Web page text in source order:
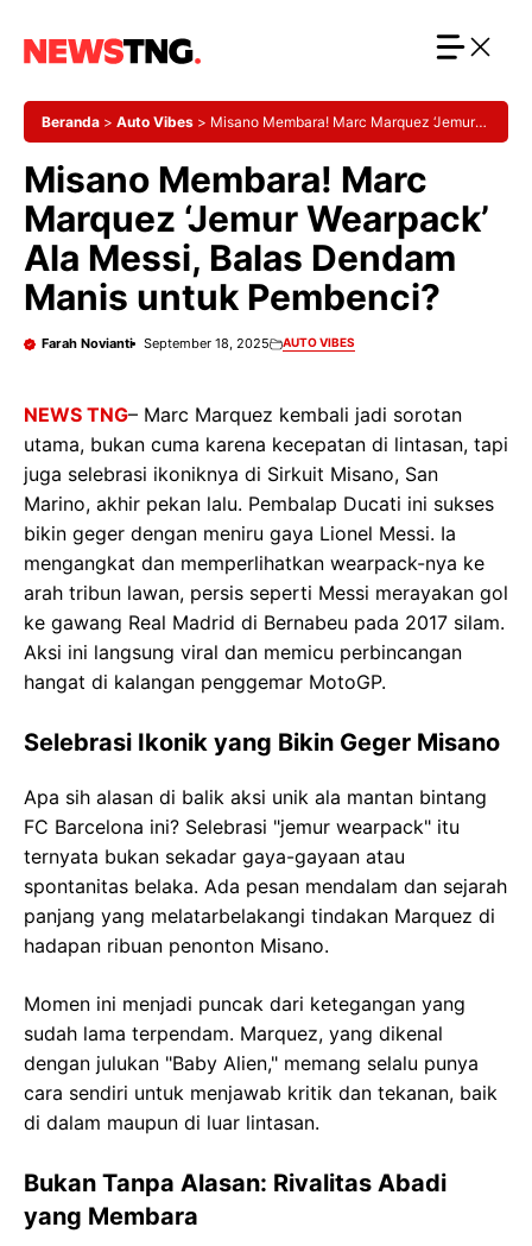
Beranda > Auto Vibes > Misano Membara! Marc Marquez ‘Jemur
Misano Membara! Marc
Marquez ‘Jemur Wearpack’
Ala Messi, Balas Dendam
Manis untuk Pembenci?
Farah Novianti September 18, 2025 AUTO VIBES
NEWS TNG– Marc Marquez kembali jadi sorotan
utama, bukan cuma karena kecepatan di lintasan, tapi
juga selebrasi ikoniknya di Sirkuit Misano, San
Marino, akhir pekan lalu. Pembalap Ducati ini sukses
bikin geger dengan meniru gaya Lionel Messi. Ia
mengangkat dan memperlihatkan wearpack-nya ke
arah tribun lawan, persis seperti Messi merayakan gol
ke gawang Real Madrid di Bernabeu pada 2017 silam.
Aksi ini langsung viral dan memicu perbincangan
hangat di kalangan penggemar MotoGP.
Selebrasi Ikonik yang Bikin Geger Misano
Apa sih alasan di balik aksi unik ala mantan bintang
FC Barcelona ini? Selebrasi "jemur wearpack" itu
ternyata bukan sekadar gaya-gayaan atau
spontanitas belaka. Ada pesan mendalam dan sejarah
panjang yang melatarbelakangi tindakan Marquez di
hadapan ribuan penonton Misano.
Momen ini menjadi puncak dari ketegangan yang
sudah lama terpendam. Marquez, yang dikenal
dengan julukan "Baby Alien," memang selalu punya
cara sendiri untuk menjawab kritik dan tekanan, baik
di dalam maupun di luar lintasan.
Bukan Tanpa Alasan: Rivalitas Abadi
yang Membara